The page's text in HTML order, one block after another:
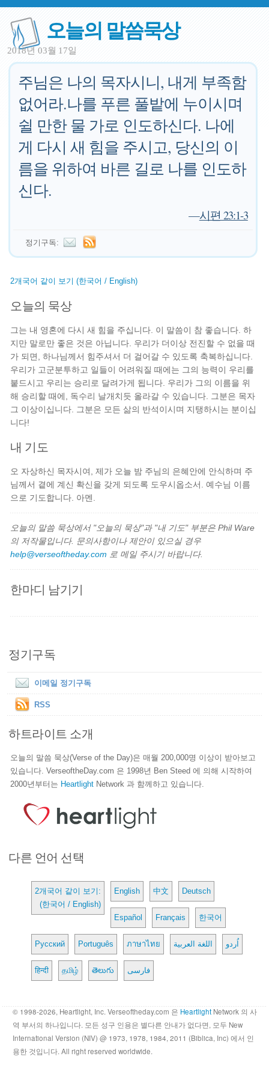
오늘의 말씀묵상
2018년 03월 17일
주님은 나의 목자시니, 내게 부족함
없어라.나를 푸른 풀밭에 누이시며
쉴 만한 물 가로 인도하신다. 나에
게 다시 새 힘을 주시고, 당신의 이
름을 위하여 바른 길로 나를 인도하
신다.
—시편 23:1-3
정기구독:
2개국어 같이 보기 (한국어 / English)
오늘의 묵상
그는 내 영혼에 다시 새 힘을 주십니다. 이 말씀이 참 좋습니다. 하
지만 말로만 좋은 것은 아닙니다. 우리가 더이상 전진할 수 없을 때
가 되면, 하나님께서 힘주셔서 더 걸어갈 수 있도록 축복하십니다.
우리가 고군분투하고 일들이 어려워질 때에는 그의 능력이 우리를
붙드시고 우리는 승리로 달려가게 됩니다. 우리가 그의 이름을 위
해 승리할 때에, 독수리 날개치듯 올라갈 수 있습니다. 그분은 목자
그 이상이십니다. 그분은 모든 삶의 반석이시며 지탱하시는 분이십
니다!
내 기도
오 자상하신 목자시여, 제가 오늘 밤 주님의 은혜안에 안식하며 주
님께서 곁에 계신 확신을 갖게 되도록 도우시옵소서. 예수님 이름
으로 기도합니다. 아멘.
오늘의 말씀 묵상에서 "오늘의 묵상"과 "내 기도" 부분은 Phil Ware
의 저작물입니다. 문의사항이나 제안이 있으실 경우
help@verseoftheday.com 로 메일 주시기 바랍니다.
한마디 남기기
정기구독
이메일 정기구독
RSS
하트라이트 소개
오늘의 말씀 묵상(Verse of the Day)은 매월 200,000명 이상이 받아보고
있습니다. VerseoftheDay.com 은 1998년 Ben Steed 에 의해 시작하여
2000년부터는 Heartlight Network 과 함께하고 있습니다.
다른 언어 선택
2개국어 같이 보기:
(한국어 / English)
English 中文 Deutsch
Español Français 한국어
Русский Português ภาษาไทย اللغة العربية اُردو
हिन्दी தமிழ் తెలుగు فارسی
© 1998-2026, Heartlight, Inc. Verseoftheday.com 은 Heartlight Network 의 사
역 부서의 하나입니다. 모든 성구 인용은 별다른 안내가 없다면, 모두 New
International Version (NIV) @ 1973, 1978, 1984, 2011 (Biblica, Inc) 에서 인
용한 것입니다. All right reserved worldwide.